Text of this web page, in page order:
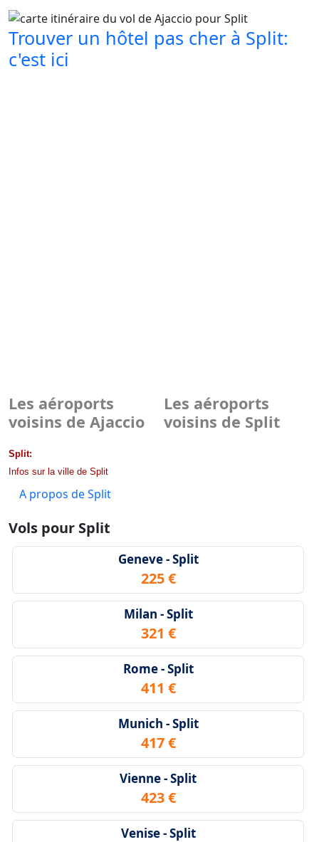
Trouver un hôtel pas cher à Split:
c'est ici
Les aéroports
voisins de Ajaccio
Les aéroports
voisins de Split
Split:
Infos sur la ville de Split
A propos de Split
Vols pour Split
Geneve - Split
225 €
Milan - Split
321 €
Rome - Split
411 €
Munich - Split
417 €
Vienne - Split
423 €
Venise - Split